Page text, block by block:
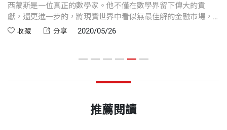
西蒙斯是一位真正的數學家。他不僅在數學界留下偉大的貢
獻，還更進一步的，將現實世界中看似無最佳解的金融市場，
轉換成一個數學問題。
收藏 分享 2020/05/26
推薦閱讀